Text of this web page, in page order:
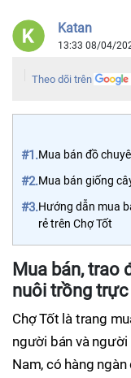
Katan
13:33 08/04/
Theo dõi trên
#1.Mua bán đồ
#2.Mua bán giống
#3.Hướng dẫn mua
rẻ trên Chợ Tốt
Mua bán, trao
nuôi trồng
Chợ Tốt là trang
người bán và
Nam, có hàng